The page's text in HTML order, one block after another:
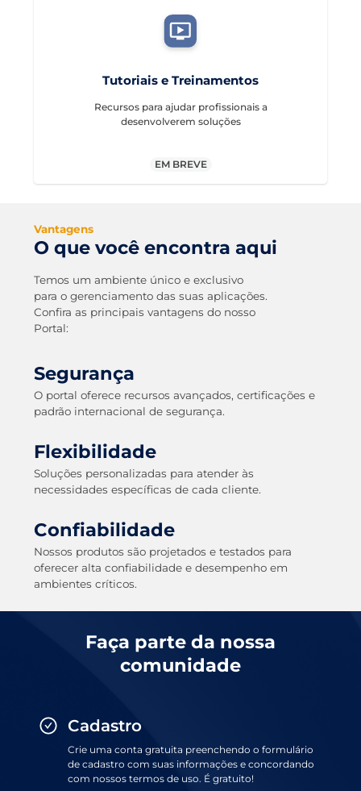
Tutoriais e Treinamentos
Recursos para ajudar profissionais a
desenvolverem soluções
EM BREVE
Vantagens
O que você encontra aqui
Temos um ambiente único e exclusivo
para o gerenciamento das suas aplicações.
Confira as principais vantagens do nosso
Portal:
Segurança
O portal oferece recursos avançados, certificações e
padrão internacional de segurança.
Flexibilidade
Soluções personalizadas para atender às
necessidades específicas de cada cliente.
Confiabilidade
Nossos produtos são projetados e testados para
oferecer alta confiabilidade e desempenho em
ambientes críticos.
Faça parte da nossa
comunidade
Cadastro
Crie uma conta gratuita preenchendo o formulário
de cadastro com suas informações e concordando
com nossos termos de uso. É gratuito!